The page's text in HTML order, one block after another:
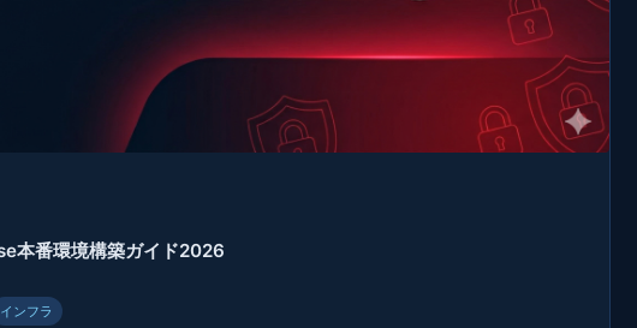
本番環境構築ガイド2026
インフラ